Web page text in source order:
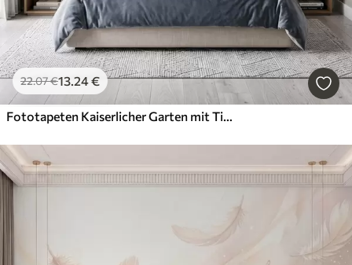
22.07€13.24€
Fototapeten Kaiserlicher Garten mit Tieren im orientalischen Stil – Affe, Leopard, Tiger, Pfau und Reiher